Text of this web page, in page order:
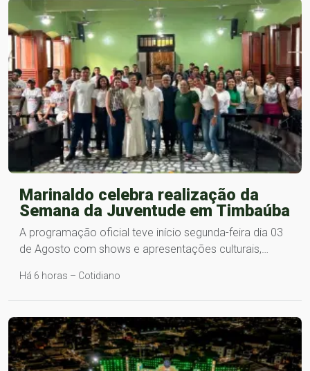
Marinaldo celebra realização da
Semana da Juventude em Timbaúba
A programação oficial teve início segunda-feira dia 03
de Agosto com shows e apresentações culturais,…
Há 6 horas – Cotidiano